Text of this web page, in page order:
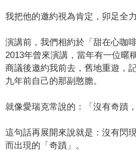
我把他的邀約視為肯定，卯足全力
演講前，我們相約於「甜在心咖
2013年曾來演講，當年有一位暱
商議後邀約我前去，舊地重遊，
九年前自己的那副憨膽。
就像愛瑞克常說的：「沒有奇蹟
這句話再展開來說就是：沒有閃
而出現的「奇蹟」。